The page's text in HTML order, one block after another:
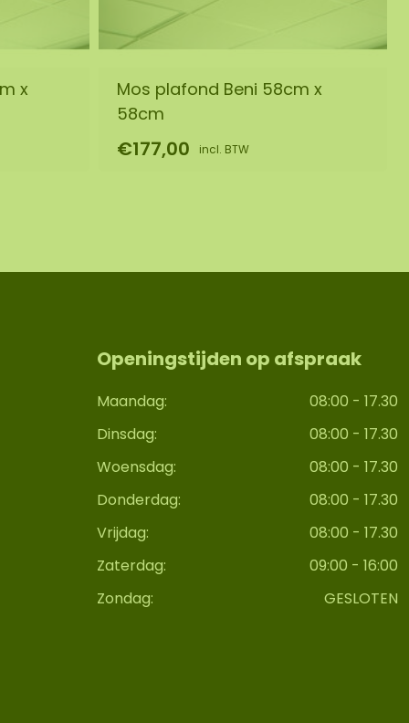
x
Mos plafond Beni 58cm x
58cm
€177,00 incl. BTW
Openingstijden op afspraak
Maandag:
08:00 - 17.30
Dinsdag:
08:00 - 17.30
Woensdag:
08:00 - 17.30
Donderdag:
08:00 - 17.30
Vrijdag:
08:00 - 17.30
Zaterdag:
09:00 - 16:00
Zondag:
GESLOTEN